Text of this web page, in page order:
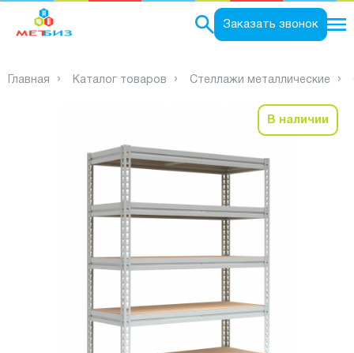
Заказать звонок
Главная Каталог товаров Стеллажи металлические
В наличии